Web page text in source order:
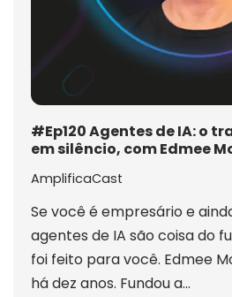
#Ep120 Agentes de IA: o
em silêncio, com Edmee
AmplificaCast
Se você é empresário e
agentes de IA são coisa do
foi feito para você. Edmee
há dez anos. Fundou a…